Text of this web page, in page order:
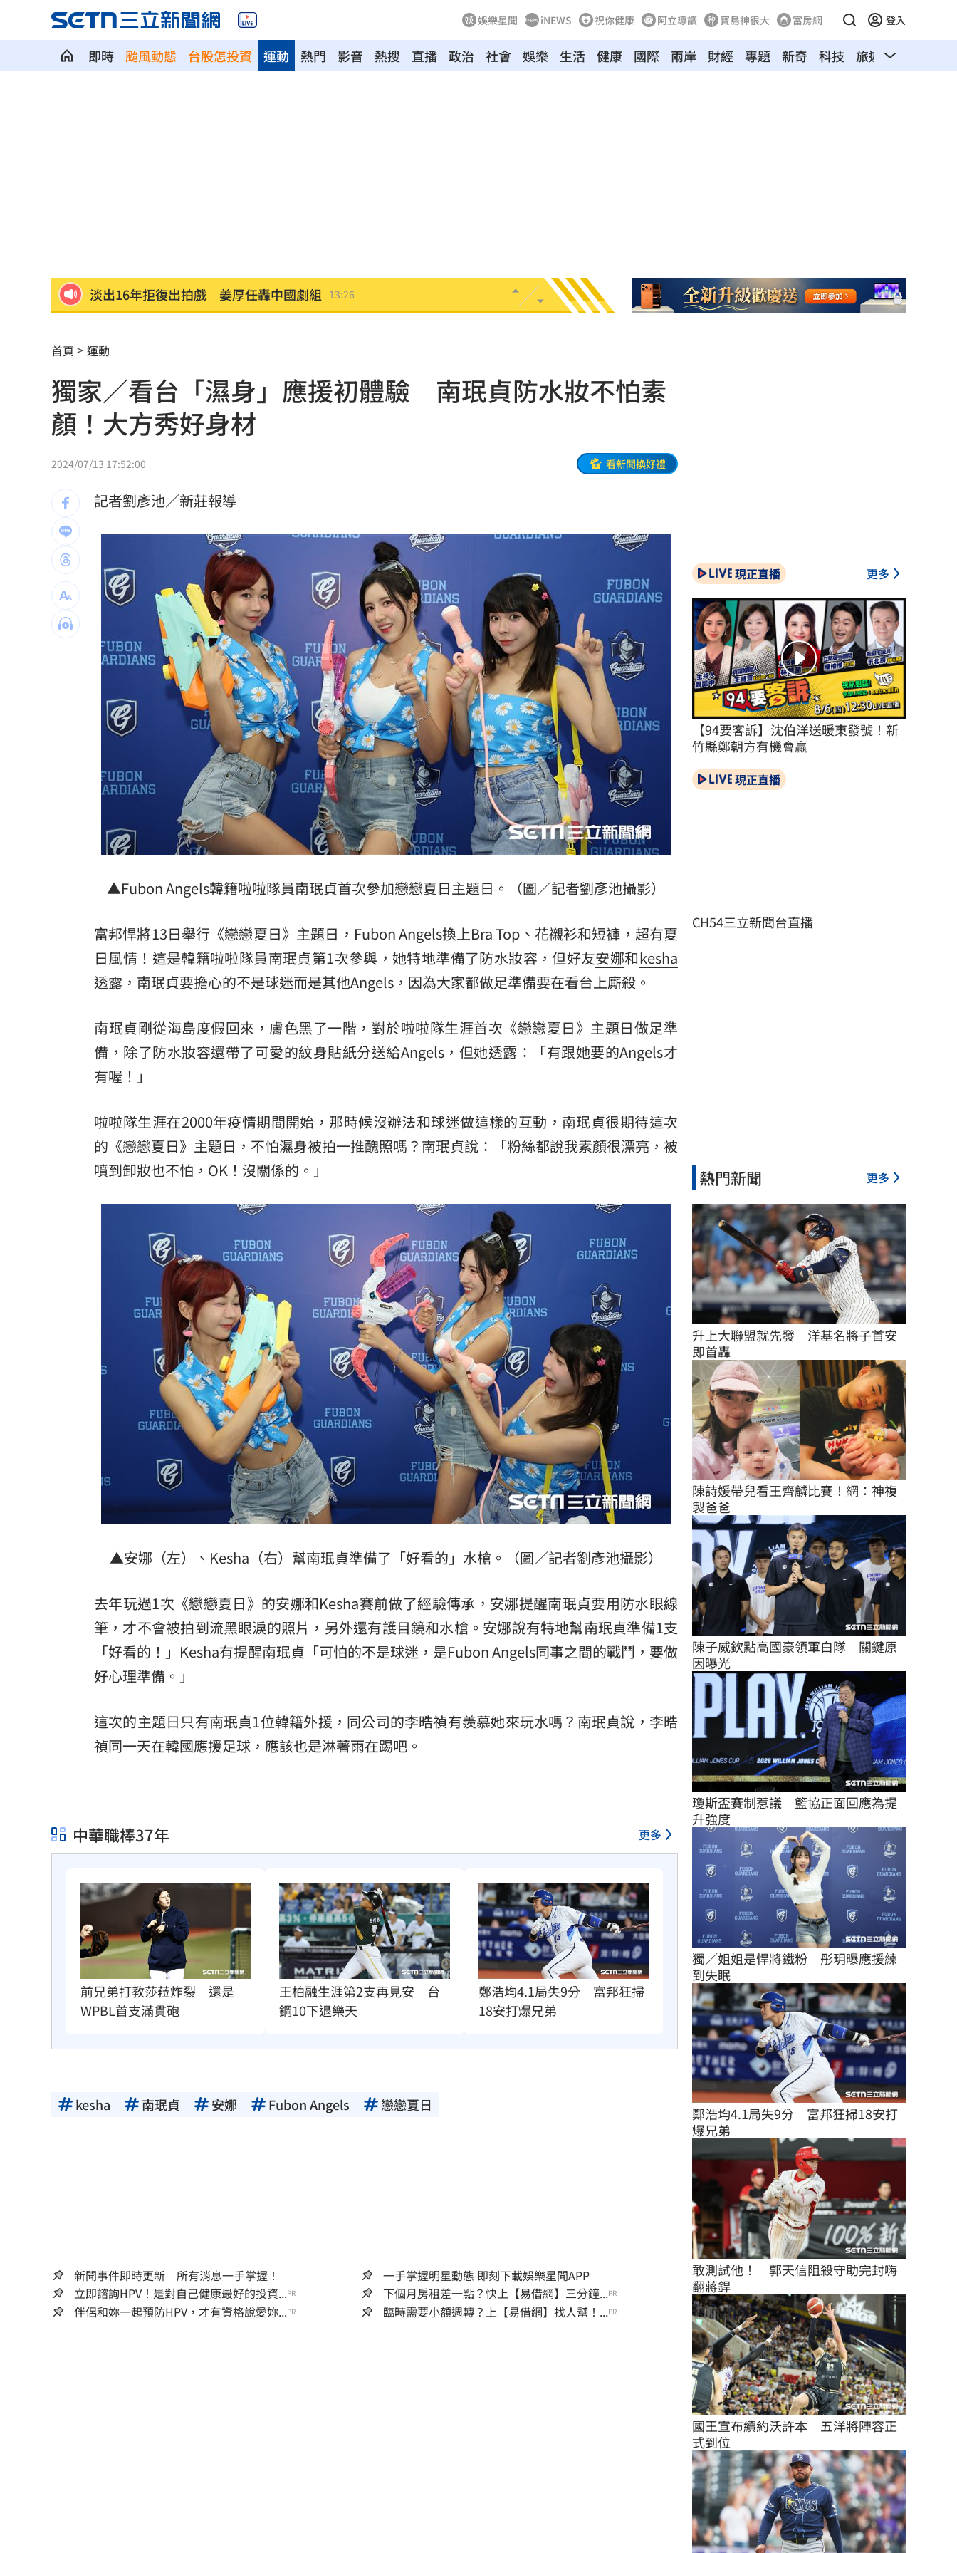
娛樂星聞 iNEWS 祝你健康 阿立導讀 寶島神很大 富房網 登入
即時 颱風動態 台股怎投資 熱門 影音 熱搜 直播 政治 社會 娛樂 生活 健康 國際 兩岸
運動 財經 專題 新奇 科技 旅遊 汽車
淡出16年拒復出拍戲 姜厚任轟中國劇組 13:26
林庭謙正式加盟台新戰神 簽下複數年約
漢光42／後備動員！同心36號召集令發布了 13:21
高檢署主任批台糖！黃偉哲「2問題」打臉
水中熱舞翻轉爆意外 李雅英當場失控變臉
Mina輕生後扯出西村力發言風波 粉絲護航
1鄉鎮發錢了！符資格每人爽領5000元現金
沈伯洋招募「巡洋監兵」 目標千名監票員 13:05
公視預算遭刪凍10.2億 卓榮泰說話了 13:01
想買Kia先看這篇！8月祭超狂優惠 13:00
四貸同堂玩槓桿！銀行點名2大查核死角 12:55
前兄弟打教莎菈炸裂 還是WPBL首支滿貫砲 12:54
蕭敬騰遇惡房東被寄存證信函！喜鵲回應了 12:53
台灣彩券開獎直播中 20:31
LIVE三立+24小時直播 15:27
三立iNEWS新聞台線上直播 18:00
市場到酒場料理！可果美蕃茄醬創無限可能 12:00
油品食安事件引關注 挑選保健食品要注意 13:00
罕病博士彭士齊 輪椅上的生命覺醒！ 11:00
首頁 運動
獨家／看台「濕身」應援初體驗 南珉貞防水妝不怕素
顏！大方秀好身材
2024/07/13 17:52:00 看新聞換好禮
記者劉彥池／新莊報導
▲Fubon Angels韓籍啦啦隊員南珉貞首次參加戀戀夏日主題日。（圖／記者劉彥池攝影）
富邦悍將13日舉行《戀戀夏日》主題日，Fubon Angels換上Bra Top、花襯衫和短褲，超有夏
日風情！這是韓籍啦啦隊員南珉貞第1次參與，她特地準備了防水妝容，但好友安娜和kesha
透露，南珉貞要擔心的不是球迷而是其他Angels，因為大家都做足準備要在看台上廝殺。
南珉貞剛從海島度假回來，膚色黑了一階，對於啦啦隊生涯首次《戀戀夏日》主題日做足準
備，除了防水妝容還帶了可愛的紋身貼紙分送給Angels，但她透露：「有跟她要的Angels才
有喔！」
啦啦隊生涯在2000年疫情期間開始，那時候沒辦法和球迷做這樣的互動，南珉貞很期待這次
的《戀戀夏日》主題日，不怕濕身被拍一推醜照嗎？南珉貞說：「粉絲都說我素顏很漂亮，被
噴到卸妝也不怕，OK！沒關係的。」
▲安娜（左）、Kesha（右）幫南珉貞準備了「好看的」水槍。（圖／記者劉彥池攝影）
去年玩過1次《戀戀夏日》的安娜和Kesha賽前做了經驗傳承，安娜提醒南珉貞要用防水眼線
筆，才不會被拍到流黑眼淚的照片，另外還有護目鏡和水槍。安娜說有特地幫南珉貞準備1支
「好看的！」Kesha有提醒南珉貞「可怕的不是球迷，是Fubon Angels同事之間的戰鬥，要做
好心理準備。」
這次的主題日只有南珉貞1位韓籍外援，同公司的李晧禎有羨慕她來玩水嗎？南珉貞說，李晧
禎同一天在韓國應援足球，應該也是淋著雨在踢吧。
中華職棒37年 更多
前兄弟打教莎菈炸裂　還是
WPBL首支滿貫砲
王柏融生涯第2支再見安　台
鋼10下退樂天
鄭浩均4.1局失9分　富邦狂掃
18安打爆兄弟
kesha 南珉貞 安娜 Fubon Angels 戀戀夏日
新聞事件即時更新 所有消息一手掌握！
一手掌握明星動態 即刻下載娛樂星聞APP
立即諮詢HPV！是對自己健康最好的投資...PR 下個月房租差一點？快上【易借網】三分鐘...PR
伴侶和妳一起預防HPV，才有資格說愛妳...PR 臨時需要小額週轉？上【易借網】找人幫！...PR
現正直播 更多
【94要客訴】沈伯洋送暖東發號！新
竹縣鄭朝方有機會贏
現正直播
CH54三立新聞台直播
熱門新聞 更多
升上大聯盟就先發　洋基名將子首安
即首轟
陳詩媛帶兒看王齊麟比賽！網：神複
製爸爸
陳子威欽點高國豪領軍白隊　關鍵原
因曝光
瓊斯盃賽制惹議　籃協正面回應為提
升強度
獨／姐姐是悍將鐵粉　彤玥曝應援練
到失眠
鄭浩均4.1局失9分　富邦狂掃18安打
爆兄弟
敢測試他！　郭天信阻殺守助完封嗨
翻蔣銲
國王宣布續約沃許本　五洋將陣容正
式到位